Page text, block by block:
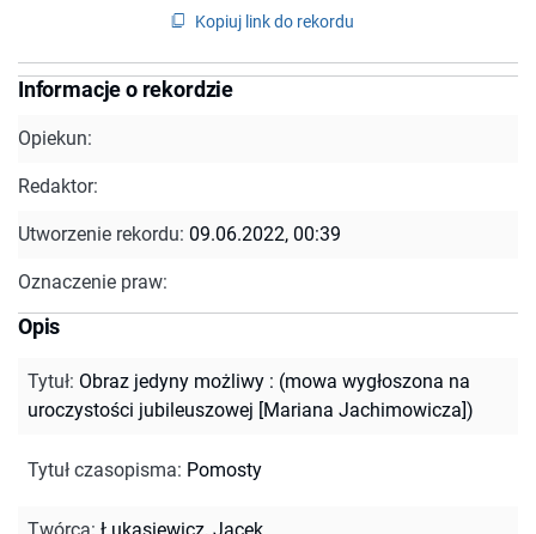
Kopiuj link do rekordu
Informacje o rekordzie
Opiekun:
Redaktor:
Utworzenie rekordu: 09.06.2022, 00:39
Oznaczenie praw:
Opis
Tytuł: Obraz jedyny możliwy : (mowa wygłoszona na
uroczystości jubileuszowej [Mariana Jachimowicza])
Tytuł czasopisma: Pomosty
Twórca: Łukasiewicz, Jacek